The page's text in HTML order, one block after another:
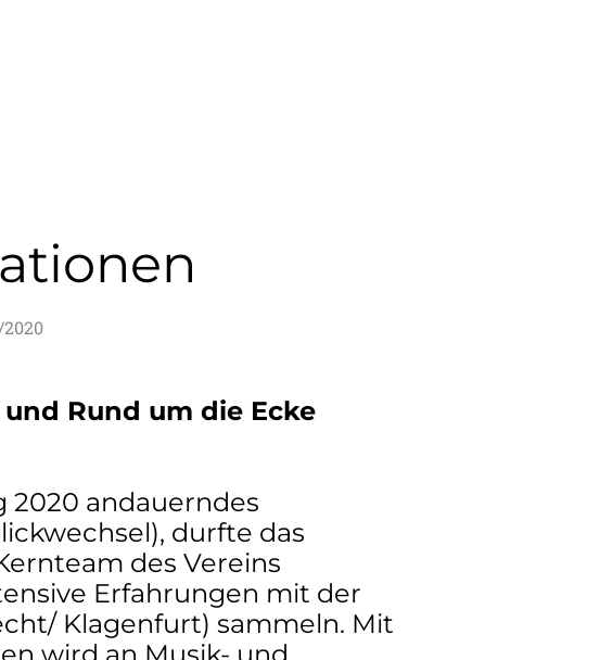
Rund um die Ecke
2020 andauerndes
durfte das
des Vereins
Erfahrungen mit der
Klagenfurt) sammeln. Mit